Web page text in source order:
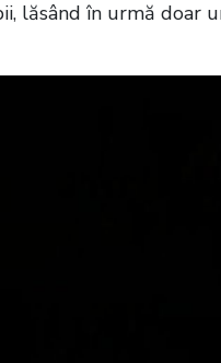
lăsând în urmă